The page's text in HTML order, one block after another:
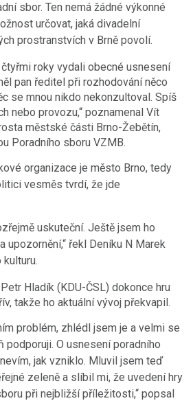
sbor. Ten nemá žádné výkonné
určovat, jaká divadelní
prostranstvích v Brně povolí.
roky vydali obecné usnesení
pan ředitel při rozhodování něco
se mnou nikdo nekonzultoval. Spíš
nebo provozu,“ poznamenal Vít
městské části Brno-Žebětín,
Poradního sboru VZMB.
organizace je město Brno, tedy
vesměs tvrdí, že jde
uskuteční. Ještě jsem ho
upozornění,“ řekl Deníku N Marek
kulturu.
Hladík (KDU-ČSL) dokonce hru
takže ho aktuální vývoj překvapil.
problém, zhlédl jsem je a velmi se
podporuji. O usnesení poradního
jak vzniklo. Mluvil jsem teď
zeleně a slíbil mi, že uvedení hry
při nejbližší příležitosti,“ popsal